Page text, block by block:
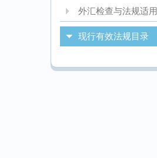
外汇检查与法规适用
现行有效法规目录